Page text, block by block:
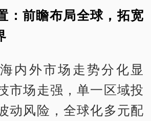
：前瞻布局全球，拓宽
内外市场走势分化显
市场走强，单一区域投
动风险，全球化多元配